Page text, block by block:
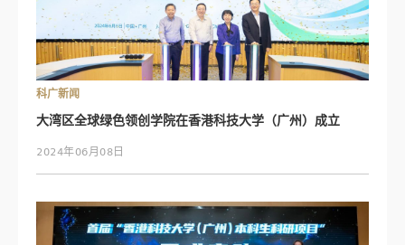
科广新闻
大湾区全球绿色领创学院在香港科技大学（广州）成立
2024年06月08日